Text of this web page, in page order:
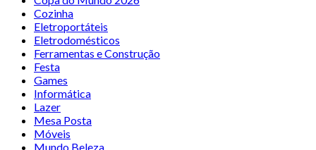
Cozinha
Eletroportáteis
Eletrodomésticos
Ferramentas e Construção
Festa
Games
Informática
Lazer
Mesa Posta
Móveis
Mundo Beleza